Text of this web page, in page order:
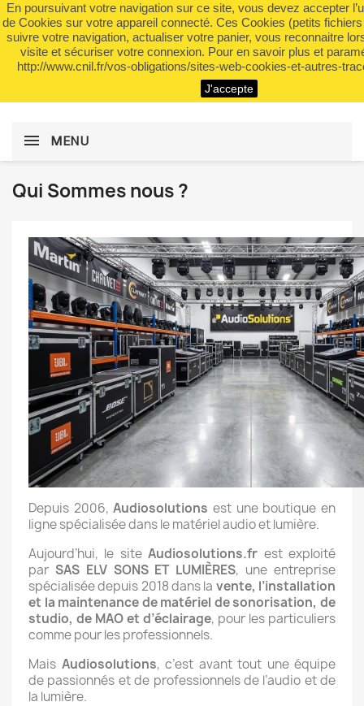
En poursuivant votre navigation sur ce site, vous devez accepter
de Cookies sur votre appareil connecté. Ces Cookies (petits
suivre votre navigation, actualiser votre panier, vous reconnaitre
visite et sécuriser votre connexion. Pour en savoir plus et
http://www.cnil.fr/vos-obligations/sites-web-cookies-et-autres-
J'accepte
 shopping_cart(0)

search
MENU
Qui Sommes nous ?
Depuis 2006,Audiosolutions est une boutique en
ligne spécialisée dans le matériel audio et lumière.
Aujourd’hui, le siteAudiosolutions.fr est exploité
par SAS ELV SONS ET LUMIÈRES, une entreprise
spécialisée depuis 2018 dans la vente, l’installation
et la maintenance de matériel de sonorisation, de
studio, de MAO et d’éclairage, pour les particuliers
comme pour les professionnels.
Mais Audiosolutions, c’est avant tout une équipe
de passionnés et de professionnels de l’audio et de
la lumière.